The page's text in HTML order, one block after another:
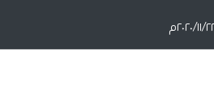
٢٠٢٠/١١/٢٢م